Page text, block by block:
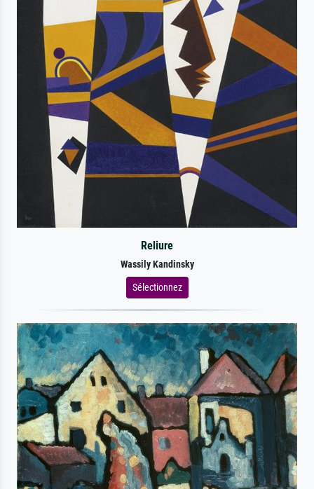
Reliure
Wassily Kandinsky
Sélectionnez